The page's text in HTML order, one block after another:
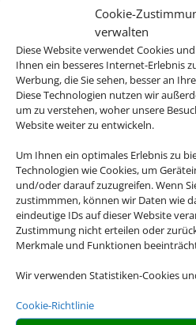
Cookie-
verwalten
Diese Website verwendet Cookies
Ihnen ein besseres Internet-Erlebnis
Werbung, die Sie sehen, besser an
Diese Technologien nutzen wir
um zu verstehen, woher unsere
Website weiter zu entwickeln.
Um Ihnen ein optimales Erlebnis zu
Technologien wie Cookies, um
und/oder darauf zuzugreifen. Wenn
zustimmmen, können wir Daten wie
eindeutige IDs auf dieser Website
Zustimmung nicht erteilen oder
Merkmale und Funktionen
Wir verwenden Statistiken-Cookies
Cookie-Richtlinie
Die Abwicklung der Buchung
International GmbH & Co.KG im
Rechtliche
In|Service|Blacklisted